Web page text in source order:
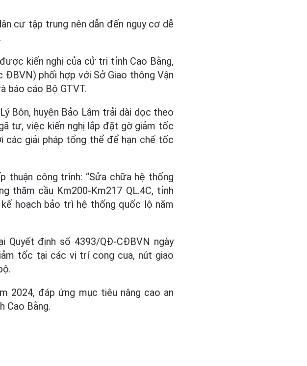
cư tập trung nên dẫn đến nguy cơ dễ
kiến nghị của cử tri tỉnh Cao Bằng,
phối hợp với Sở Giao thông Vận
báo cáo Bộ GTVT.
Bôn, huyện Bảo Lâm trải dài dọc theo
tư, việc kiến nghị lắp đặt gờ giảm tốc
các giải pháp tổng thể để hạn chế tốc
thuận công trình: “Sửa chữa hệ thống
thăm cầu Km200-Km217 QL.4C, tỉnh
hoạch bảo trì hệ thống quốc lộ năm
định số 4393/QĐ-CĐBVN ngày
tốc tại các vị trí cong cua, nút giao
2024, đáp ứng mục tiêu nâng cao an
Cao Bằng.